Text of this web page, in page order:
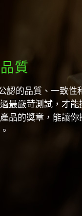
質
認的品質、一致性
最嚴苛測試，才能
品的獎章，能讓你